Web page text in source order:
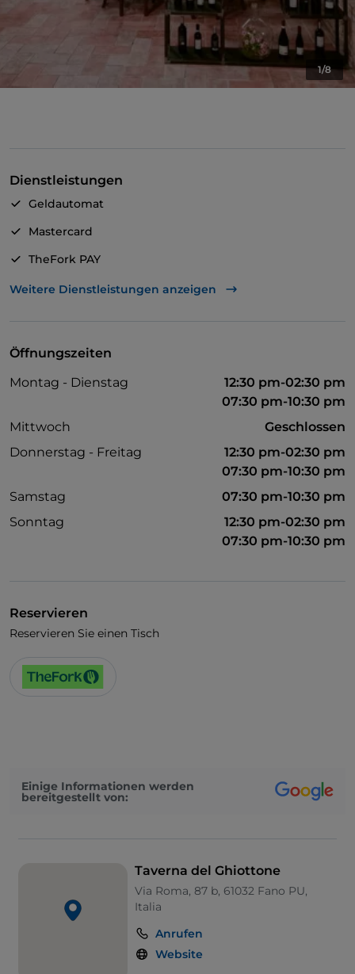
1/8
Dienstleistungen
Geldautomat
Mastercard
TheFork PAY
UnionPay über TheFork PAY
Weitere Dienstleistungen anzeigen
Öffnungszeiten
Montag - Dienstag
12:30 pm-02:30 pm
07:30 pm-10:30 pm
Mittwoch
Geschlossen
Donnerstag - Freitag
12:30 pm-02:30 pm
07:30 pm-10:30 pm
Samstag
07:30 pm-10:30 pm
Sonntag
12:30 pm-02:30 pm
07:30 pm-10:30 pm
Reservieren
Reservieren Sie einen Tisch
Einige Informationen werden
bereitgestellt von:
Taverna del Ghiottone
Via Roma, 87 b, 61032 Fano PU,
Italia
Anrufen
Website